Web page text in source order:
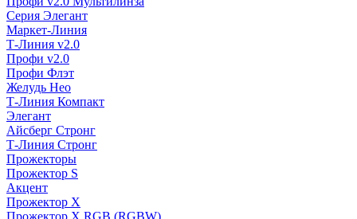
Серия Элегант
Маркет-Линия
Т-Линия v2.0
Профи v2.0
Профи Флэт
Желудь Нео
Т-Линия Компакт
Элегант
Айсберг Стронг
Т-Линия Стронг
Прожекторы
Прожектор S
Акцент
Прожектор X
Прожектор Х RGB (RGBW)